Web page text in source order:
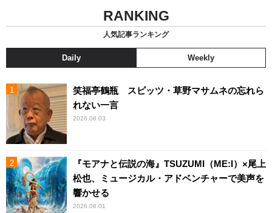
RANKING
人気記事ランキング
Daily Weekly
笑福亭鶴瓶 スピッツ・草野マサムネの忘れら
れない一言
2026.08.03
『モアナと伝説の海』TSUZUMI（ME:I）×尾上
松也、ミュージカル・アドベンチャーで美声を
響かせる
2026.08.01